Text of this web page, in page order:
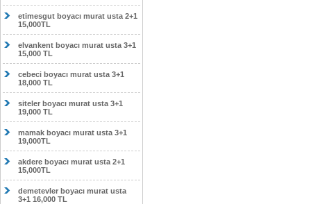
etimesgut boyacı murat usta 2+1
15,000TL
elvankent boyacı murat usta 3+1
15,000 TL
cebeci boyacı murat usta 3+1
18,000 TL
siteler boyacı murat usta 3+1
19,000 TL
mamak boyacı murat usta 3+1
19,000TL
akdere boyacı murat usta 2+1
15,000TL
demetevler boyacı murat usta
3+1 16,000 TL